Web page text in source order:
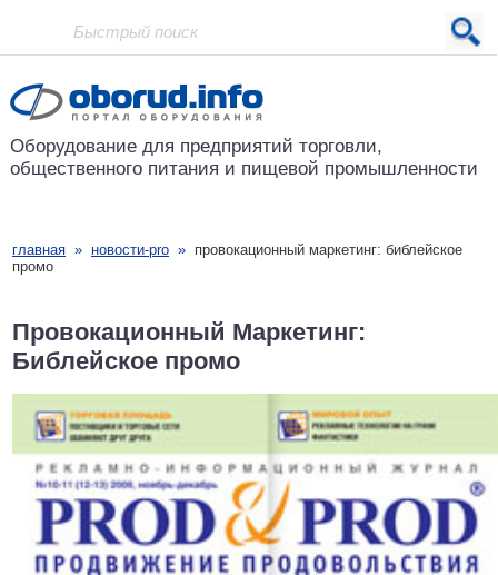
Проект основан в 2001 году
Оборудование для предприятий торговли,
общественного питания и пищевой промышленности
главная » новости-pro » провокационный маркетинг: библейское
промо
Провокационный Маркетинг:
Библейское промо